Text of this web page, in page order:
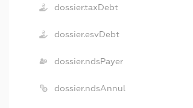
dossier.taxDebt
dossier.esvDebt
dossier.ndsPayer
dossier.ndsAnnul